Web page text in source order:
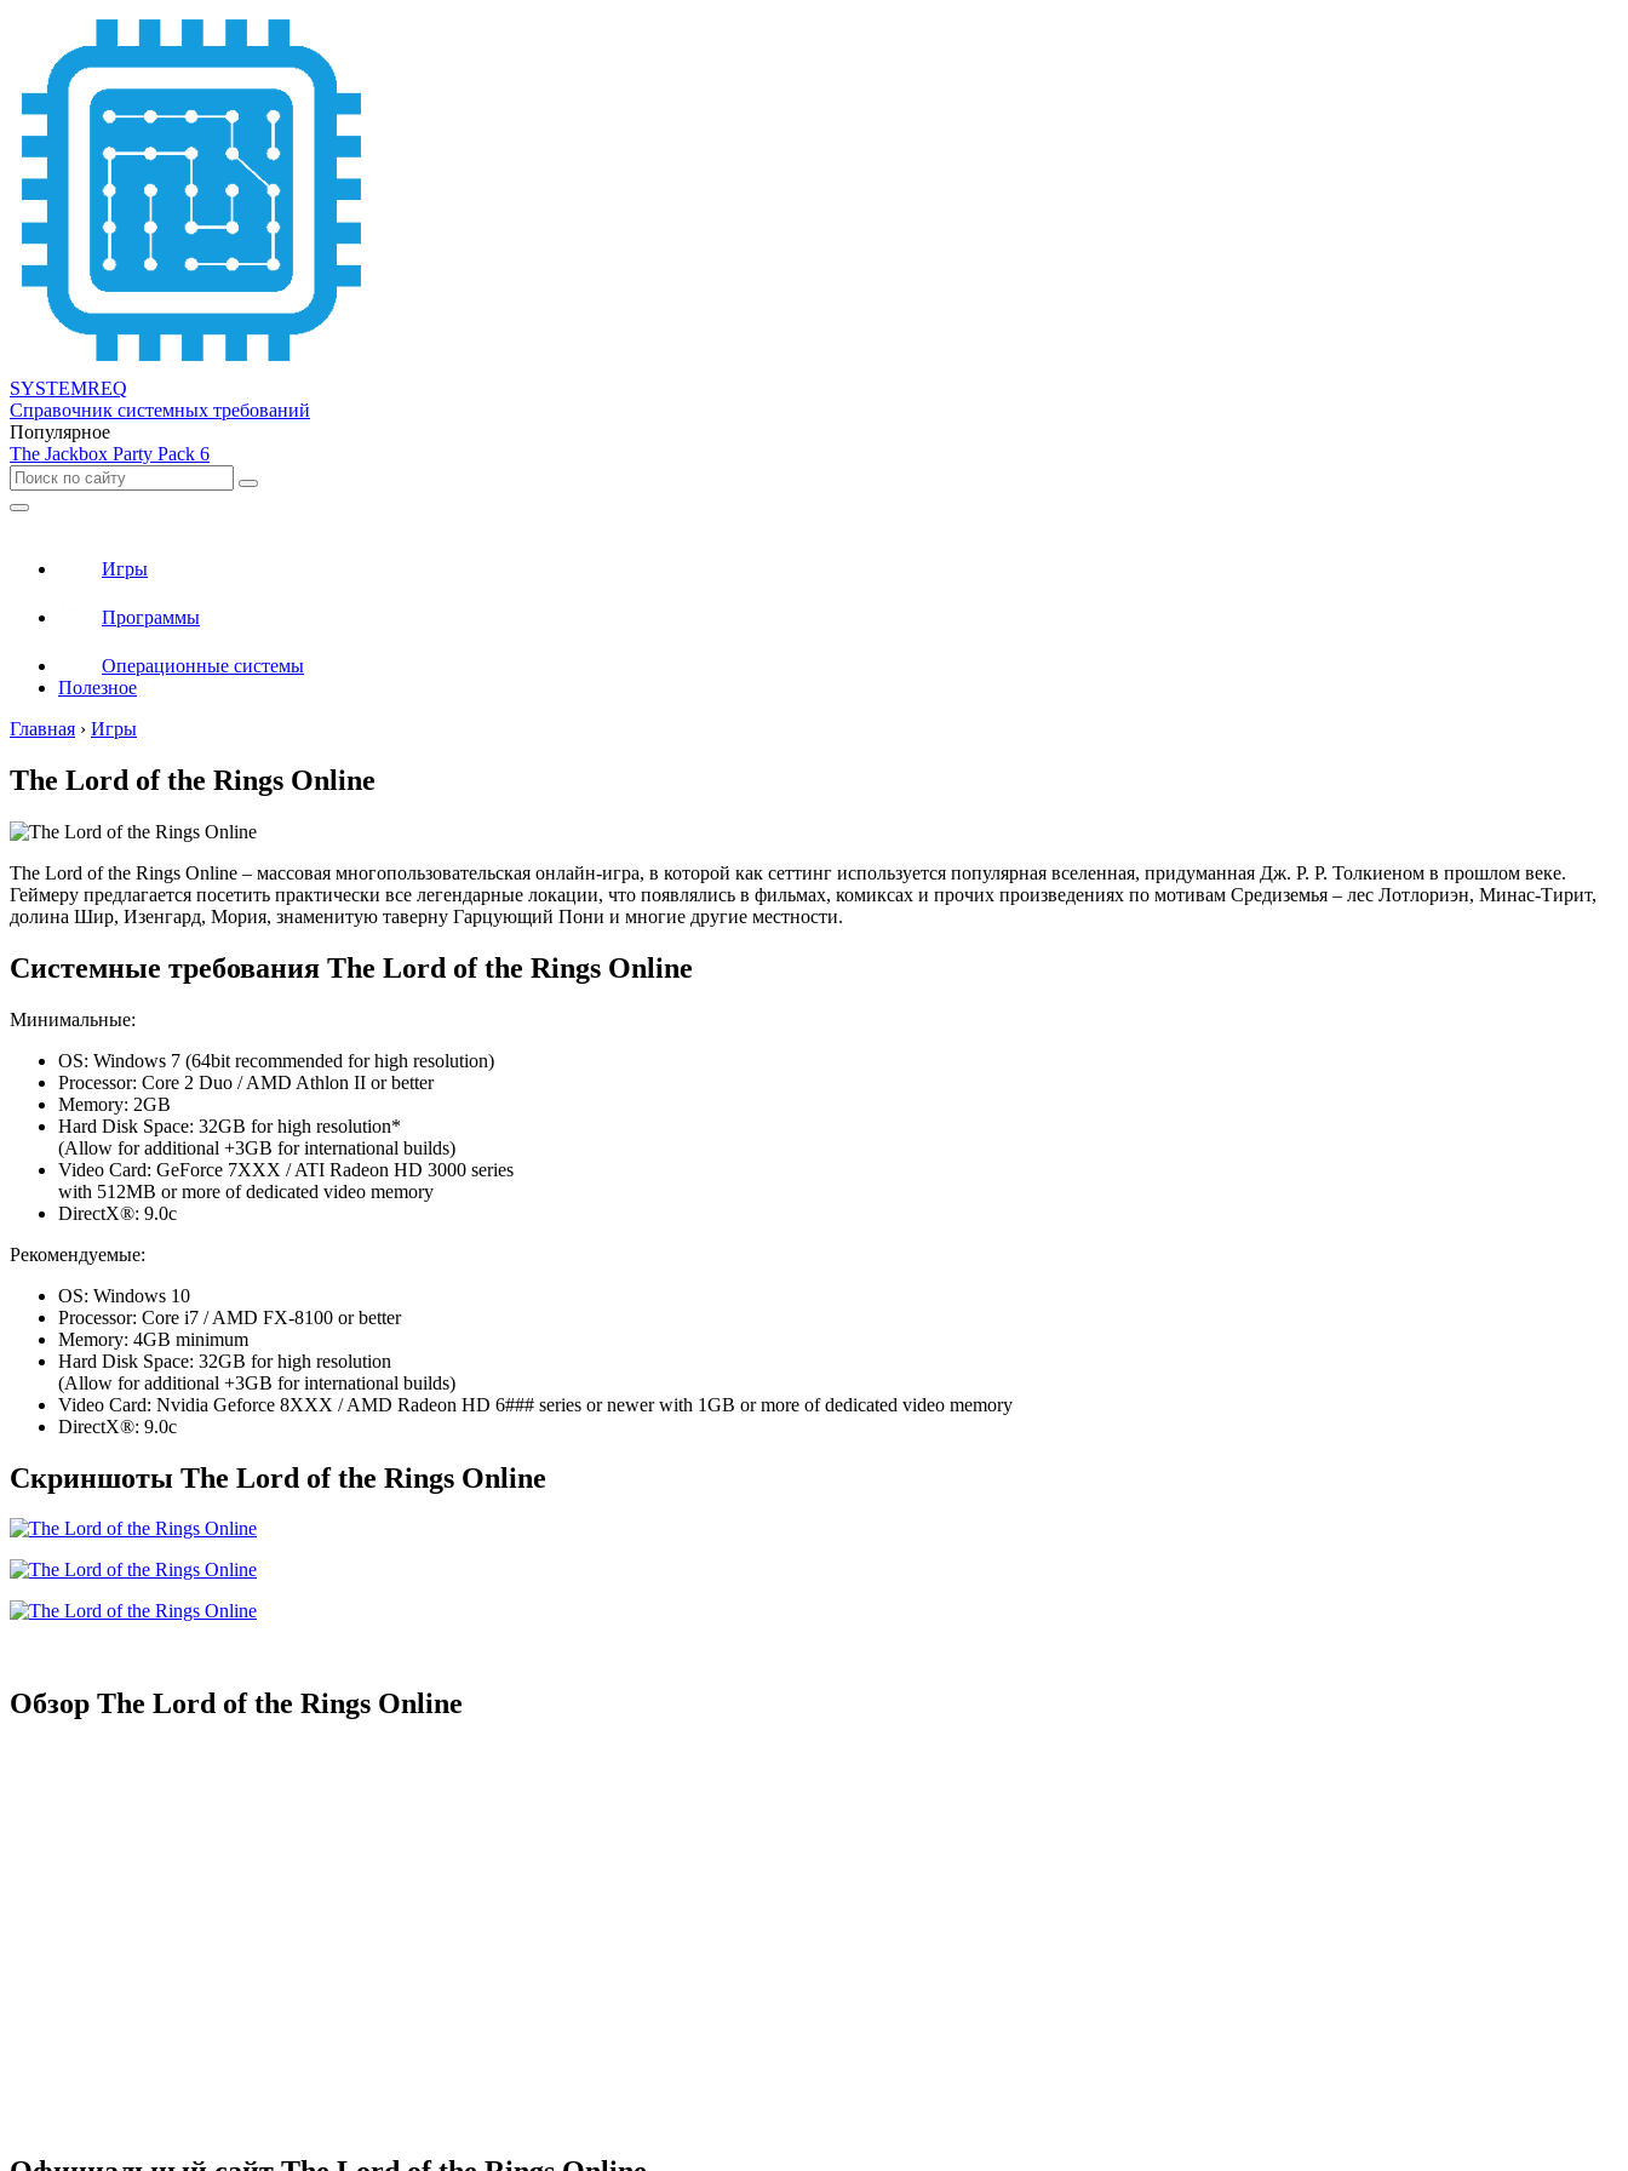
SYSTEMREQ
Справочник системных требований
Популярное
The Jackbox Party Pack 6
Игры
Программы
Операционные системы
Полезное
Главная › Игры
The Lord of the Rings Online
The Lord of the Rings Online – массовая многопользовательская онлайн-игра, в которой как сеттинг используется популярная вселенная, придуманная Дж. Р. Р. Толкиеном в прошлом веке.
Геймеру предлагается посетить практически все легендарные локации, что появлялись в фильмах, комиксах и прочих произведениях по мотивам Средиземья – лес Лотлориэн, Минас-Тирит,
долина Шир, Изенгард, Мория, знаменитую таверну Гарцующий Пони и многие другие местности.
Системные требования The Lord of the Rings Online
Минимальные:
OS: Windows 7 (64bit recommended for high resolution)
Processor: Core 2 Duo / AMD Athlon II or better
Memory: 2GB
Hard Disk Space: 32GB for high resolution*
(Allow for additional +3GB for international builds)
Video Card: GeForce 7XXX / ATI Radeon HD 3000 series
with 512MB or more of dedicated video memory
DirectX®: 9.0c
Рекомендуемые:
OS: Windows 10
Processor: Core i7 / AMD FX-8100 or better
Memory: 4GB minimum
Hard Disk Space: 32GB for high resolution
(Allow for additional +3GB for international builds)
Video Card: Nvidia Geforce 8XXX / AMD Radeon HD 6### series or newer with 1GB or more of dedicated video memory
DirectX®: 9.0c
Скриншоты The Lord of the Rings Online
Обзор The Lord of the Rings Online